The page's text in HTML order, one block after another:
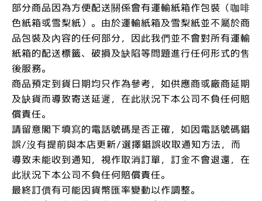
部分商品因為方便配送關係會有運輸紙箱作包裝（咖啡
色紙箱或雪梨紙）。由於運輸紙箱及雪梨紙並不屬於商
品包裝及內容的任何部分，因此我們並不會對所有運輸
紙箱的配送標籤、破損及缺陷等問題進行任何形式的售
後服務。
商品預定到貨日期均只作為參考，如供應商或廠商延期
及缺貨而導致寄送延遲，在此狀況下本公司不負任何賠
償責任。
請留意閣下填寫的電話號碼是否正確，如因電話號碼錯
誤/沒有提前與本店更新/選擇錯誤收取通知方法，而
導致未能收到通知，視作取消訂單，訂金不會退還，在
此狀況下本公司不負任何賠償責任。
最終訂價有可能因貨幣匯率變動以作調整。